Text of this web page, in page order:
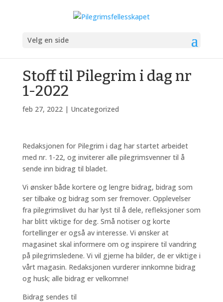
Velg en side
Stoff til Pilegrim i dag nr
1-2022
feb 27, 2022| Uncategorized
Redaksjonen for Pilegrim i dag har startet arbeidet
med nr. 1-22, og inviterer alle pilegrimsvenner til å
sende inn bidrag til bladet.
Vi ønsker både kortere og lengre bidrag, bidrag som
ser tilbake og bidrag som ser fremover. Opplevelser
fra pilegrimslivet du har lyst til å dele, refleksjoner som
har blitt viktige for deg. Små notiser og korte
fortellinger er også av interesse. Vi ønsker at
magasinet skal informere om og inspirere til vandring
på pilegrimsledene. Vi vil gjerne ha bilder, de er viktige i
vårt magasin. Redaksjonen vurderer innkomne bidrag
og husk; alle bidrag er velkomne!
Bidrag sendes til